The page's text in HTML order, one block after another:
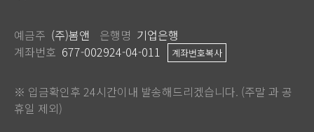
예금주 (주)봄앤 은행명 기업은행
계좌번호 677-002924-04-011 계좌번호복사
※ 입금확인후 24시간이내 발송해드리겠습니다. (주말 과 공
휴일 제외)